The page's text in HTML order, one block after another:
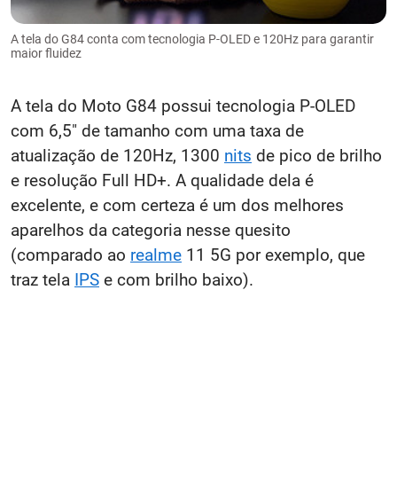
A tela do G84 conta com tecnologia P-OLED e 120Hz para garantir
maior fluidez
A tela do Moto G84 possui tecnologia P-OLED
com 6,5" de tamanho com uma taxa de
atualização de 120Hz, 1300 nits de pico de brilho
e resolução Full HD+. A qualidade dela é
excelente, e com certeza é um dos melhores
aparelhos da categoria nesse quesito
(comparado ao realme 11 5G por exemplo, que
traz tela IPS e com brilho baixo).